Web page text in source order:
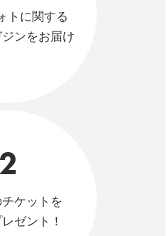
トに関する
ンをお届け
2
ケットを
ゼント！